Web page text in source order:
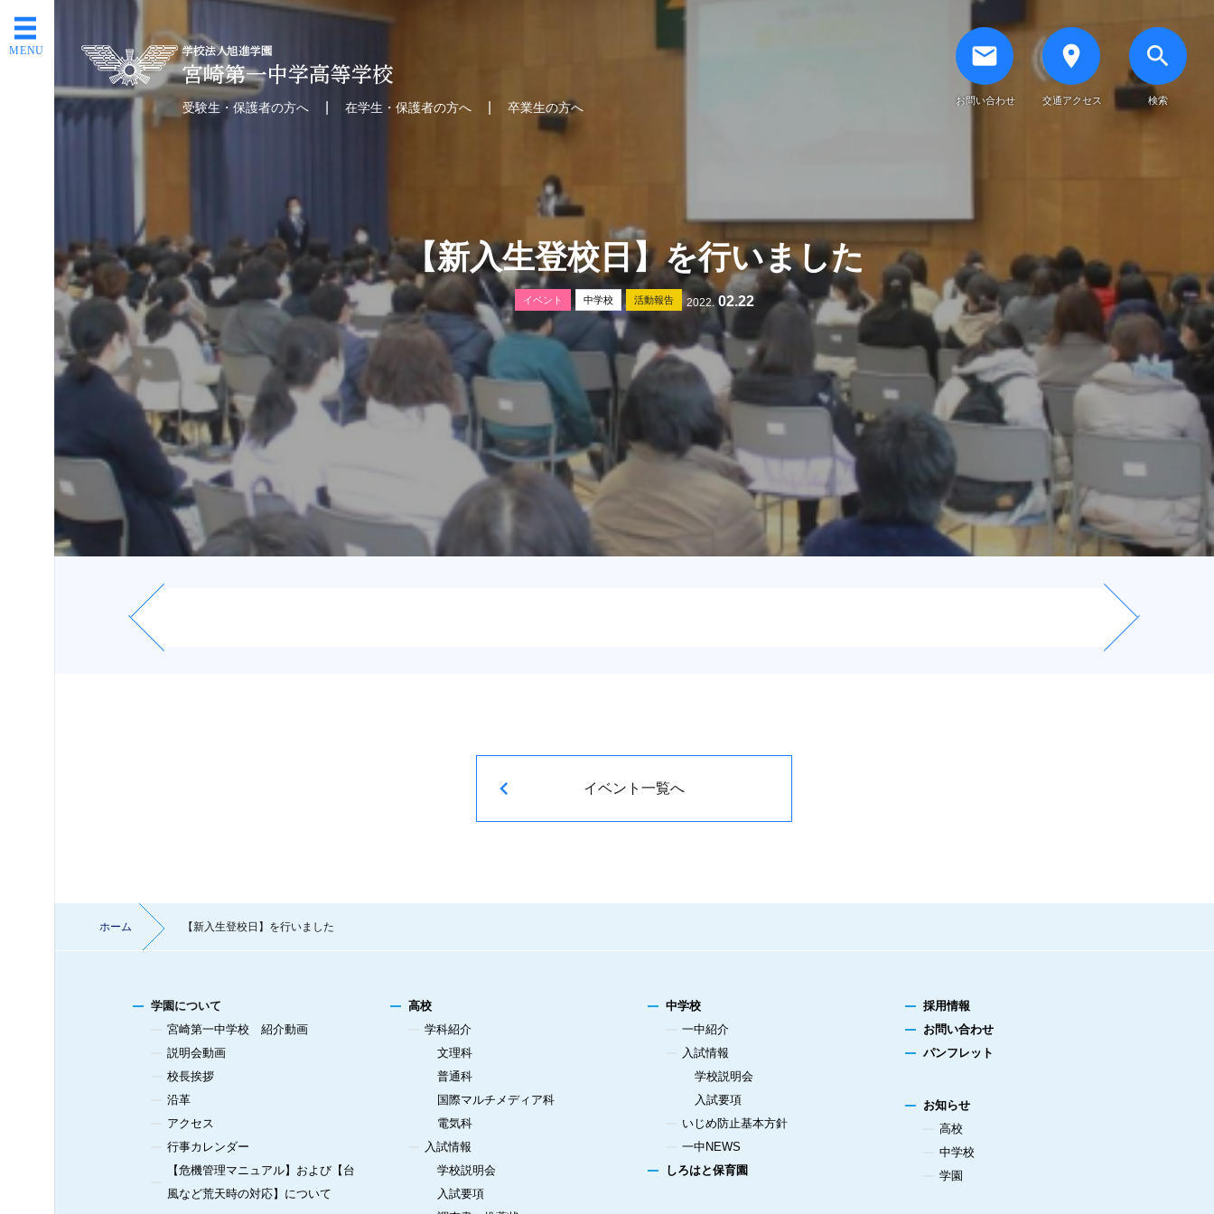
受験生・保護者の方へ 在学生・保護者の方へ 卒業生の方へ
email
お問い合わせ
place
交通アクセス
search
検索
【新入生登校日】を行いました
イベント 中学校 活動報告 2022.02.22
イベント一覧へ
ホーム 【新入生登校日】を行いました
学園について
宮崎第一中学校 紹介動画
説明会動画
校長挨拶
沿革
アクセス
行事カレンダー
【危機管理マニュアル】および【台
風など荒天時の対応】について
高校
学科紹介
文理科
普通科
国際マルチメディア科
電気科
入試情報
学校説明会
入試要項
中学校
一中紹介
入試情報
学校説明会
入試要項
いじめ防止基本方針
一中NEWS
しろはと保育園
採用情報
お問い合わせ
パンフレット
お知らせ
高校
中学校
学園
生・保護者
の方へ
在学
生・保護者
MENU